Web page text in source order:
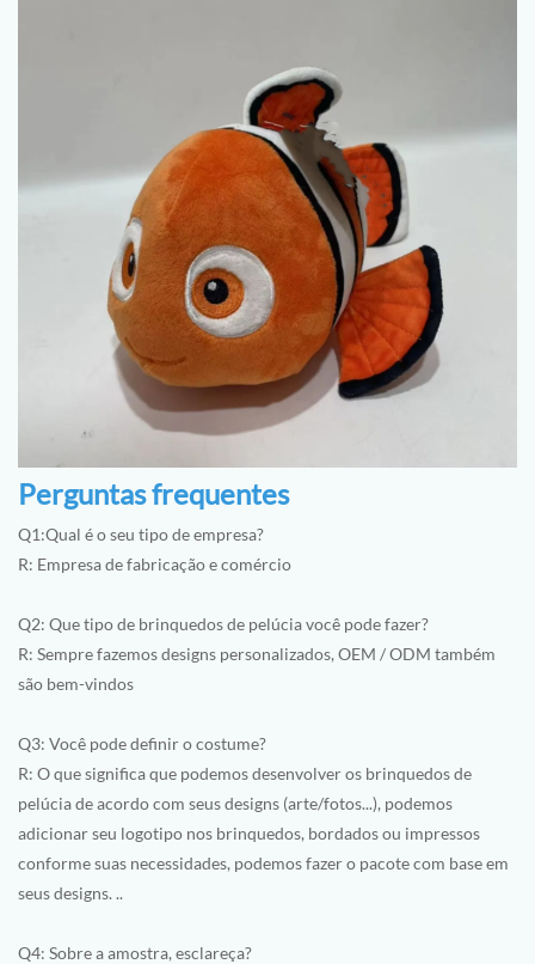
Perguntas frequentes
Q1:Qual é o seu tipo de empresa?
R: Empresa de fabricação e comércio
Q2: Que tipo de brinquedos de pelúcia você pode fazer?
R: Sempre fazemos designs personalizados, OEM / ODM também
são bem-vindos
Q3: Você pode definir o costume?
R: O que significa que podemos desenvolver os brinquedos de
pelúcia de acordo com seus designs (arte/fotos...), podemos
adicionar seu logotipo nos brinquedos, bordados ou impressos
conforme suas necessidades, podemos fazer o pacote com base em
seus designs. ..
Q4: Sobre a amostra, esclareça?